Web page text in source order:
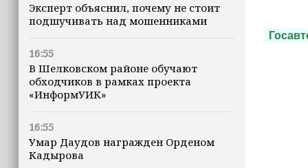
Эксперт объяснил, почему не стоит
подшучивать над мошенниками
16:55
В Шелковском районе обучают
обходчиков в рамках проекта
«ИнформУИК»
16:55
Умар Даудов награжден Орденом
Кадырова